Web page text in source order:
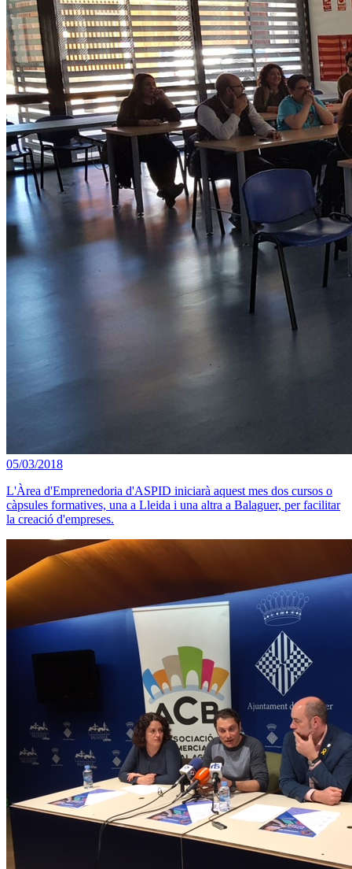
05/03/2018
L'Àrea d'Emprenedoria d'ASPID iniciarà aquest mes dos cursos o
càpsules formatives, una a Lleida i una altra a Balaguer, per facilitar
la creació d'empreses.